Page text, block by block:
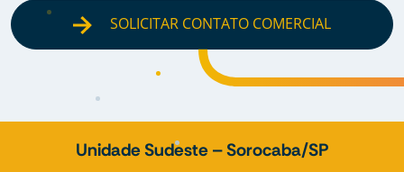
SOLICITAR CONTATO COMERCIAL
Unidade Sudeste – Sorocaba/SP